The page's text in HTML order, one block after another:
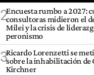
2Encuesta rumbo a 2027:
consultoras midieron el
Milei y la crisis de
peronismo
3Ricardo Lorenzetti se
sobre la inhabilitación de
Kirchner